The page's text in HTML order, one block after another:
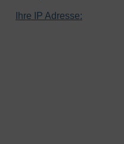
Ihre IP Adresse: